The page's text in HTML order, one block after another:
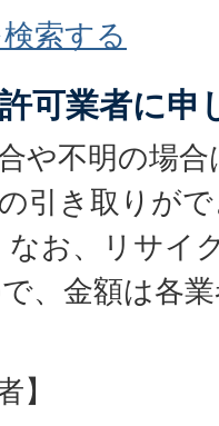
索する
可業者に申
や不明の場
引き取りが
お、リサイ
、金額は各
】